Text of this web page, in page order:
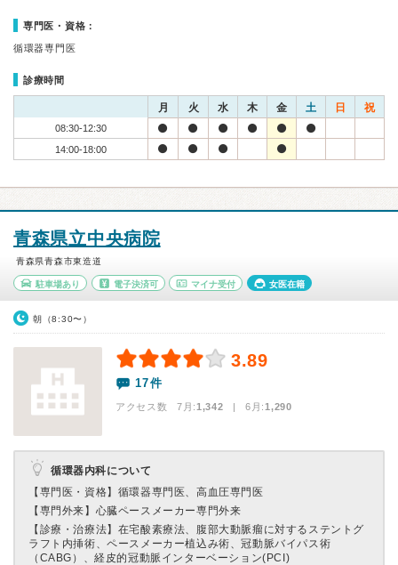
専門医・資格：
循環器専門医
診療時間
月 火 水 木 金 土 日 祝
08:30-12:30
14:00-18:00
青森県立中央病院
青森県青森市東造道
駐車場あり 電子決済可 マイナ受付 女医在籍
朝（8:30〜）
3.89
17件
アクセス数 7月:1,342 | 6月:1,290
循環器内科について
【専門医・資格】 循環器専門医、高血圧専門医
【専門外来】 心臓ペースメーカー専門外来
【診療・治療法】 在宅酸素療法、腹部大動脈瘤に対するステントグ
ラフト内挿術、ペースメーカー植込み術、冠動脈バイパス術
（CABG）、経皮的冠動脈インターベーション(PCI)